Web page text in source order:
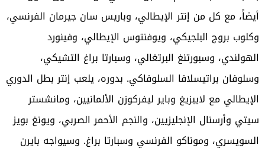
أيضاً، مع كل من إنتر الإيطالي، وباريس سان جيرمان الفرنسي،
وكلوب بروج البلجيكي، ويوفنتوس الإيطالي، وفينورد
الهولندي، وسبورتنغ البرتغالي، وسبارتا براغ التشيكي،
وسلوفان براتيسلافا السلوفاكي. بدوره، يلعب إنتر بطل الدوري
الإيطالي مع لايبزيغ وباير ليفركوزن الألمانيين، ومانشستر
سيتي وأرسنال الإنجليزيين، والنجم الأحمر الصربي، ويونغ بويز
السويسري، وموناكو الفرنسي وسبارتا براغ. وسيواجه بايرن